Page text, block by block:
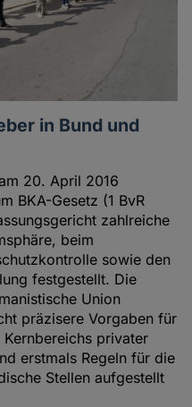
in Bund und
20. April 2016
BKA-Gesetz (1 BvR
zahlreiche
beim
sowie den
festgestellt. Die
Union
präzisere Vorgaben für
privater
erstmals Regeln für die
Stellen aufgestellt